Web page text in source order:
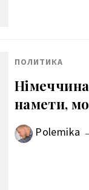
ПОЛИТИКА
намети,
Polemika